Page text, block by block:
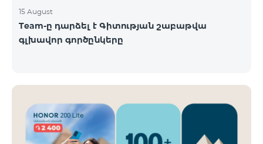
15 August
Team-ը դարձել է Գիտության շաբաթվա
գլխավոր գործընկերը